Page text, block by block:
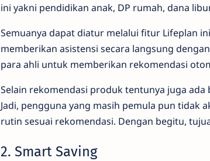
ini yakni pendidikan anak, DP rumah, dana
Semuanya dapat diatur melalui fitur Lifeplan
memberikan asistensi secara langsung
para ahli untuk memberikan rekomendasi
Selain rekomendasi produk tentunya juga
Jadi, pengguna yang masih pemula pun tidak
rutin sesuai rekomendasi. Dengan begitu,
2. Smart Saving